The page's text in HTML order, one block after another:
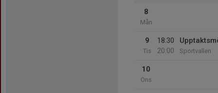
8
Mån
9
Tis
18:30
20:00
Sportvallen
10
Ons